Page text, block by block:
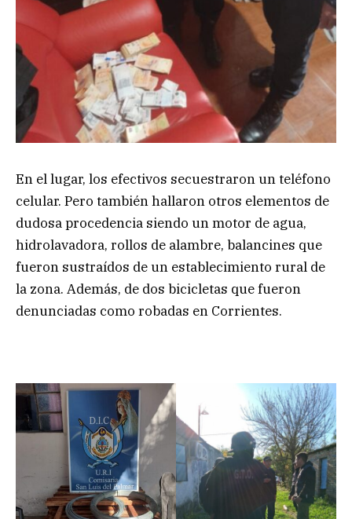
En el lugar, los efectivos secuestraron un teléfono
celular. Pero también hallaron otros elementos de
dudosa procedencia siendo un motor de agua,
hidrolavadora, rollos de alambre, balancines que
fueron sustraídos de un establecimiento rural de
la zona. Además, de dos bicicletas que fueron
denunciadas como robadas en Corrientes.